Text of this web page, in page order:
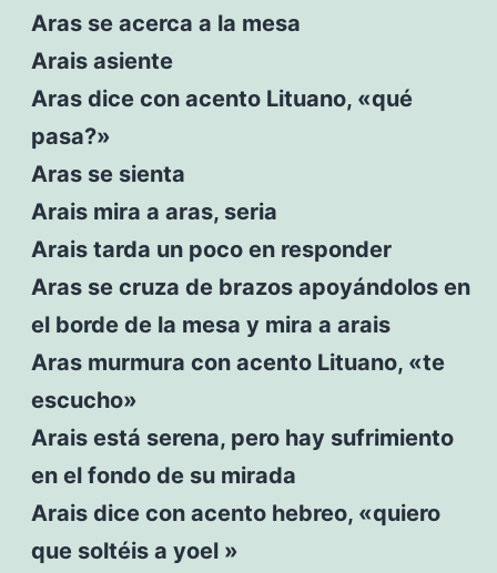
Aras se acerca a la mesa
Arais asiente
Aras dice con acento Lituano, «qué
pasa?»
Aras se sienta
Arais mira a aras, seria
Arais tarda un poco en responder
Aras se cruza de brazos apoyándolos en
el borde de la mesa y mira a arais
Aras murmura con acento Lituano, «te
escucho»
Arais está serena, pero hay sufrimiento
en el fondo de su mirada
Arais dice con acento hebreo, «quiero
que soltéis a yoel »